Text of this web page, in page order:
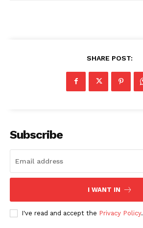
SHARE POST:
Subscribe
I WANT IN
I've read and accept the Privacy Policy.